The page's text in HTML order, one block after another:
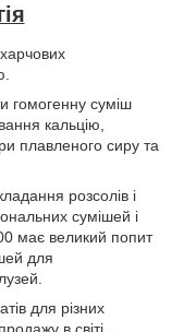
гомогенну суміш
кальцію,
плавленого сиру та
розсолів і
сумішей і
має великий попит
для
для різних